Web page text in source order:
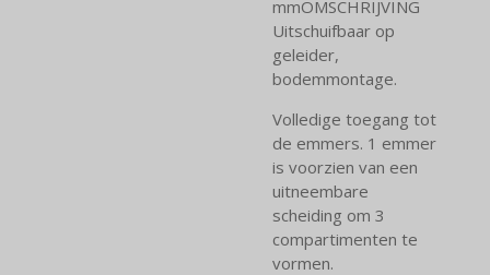
mmOMSCHRIJVING
Uitschuifbaar op
geleider,
bodemmontage.
Volledige toegang tot
de emmers. 1 emmer
is voorzien van een
uitneembare
scheiding om 3
compartimenten te
vormen.